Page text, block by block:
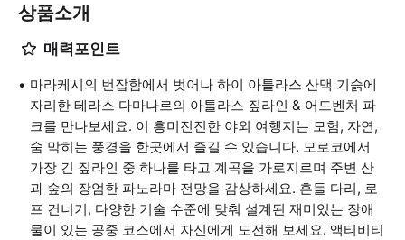
상품소개
매력포인트
마라케시의 번잡함에서 벗어나 하이 아틀라스 산맥 기슭에
자리한 테라스 다마나르의 아틀라스 짚라인 & 어드벤처 파
크를 만나보세요. 이 흥미진진한 야외 여행지는 모험, 자연,
숨 막히는 풍경을 한곳에서 즐길 수 있습니다. 모로코에서
가장 긴 짚라인 중 하나를 타고 계곡을 가로지르며 주변 산
과 숲의 장엄한 파노라마 전망을 감상하세요. 흔들 다리, 로
프 건너기, 다양한 기술 수준에 맞춰 설계된 재미있는 장애
물이 있는 공중 코스에서 자신에게 도전해 보세요. 액티비티